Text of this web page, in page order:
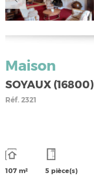
Maison
SOYAUX (16800)
Réf.2321
107 m² 5 pièce(s)